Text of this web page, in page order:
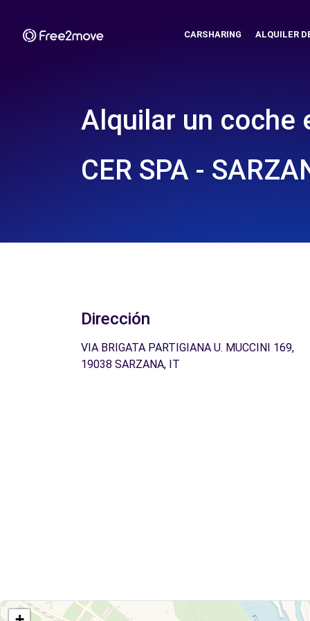
CARSHARING ALQUILER
Alquilar un coche
CER SPA -
Dirección
VIA BRIGATA PARTIGIANA U. MUCCINI 169,
19038 SARZANA, IT